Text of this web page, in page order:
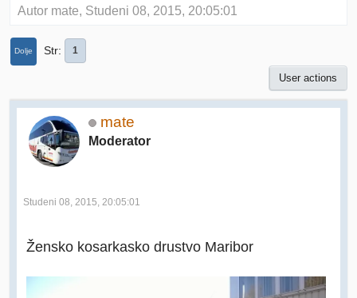
Autor mate, Studeni 08, 2015, 20:05:01
Dolje Str 1
User actions
mate
Moderator
Studeni 08, 2015, 20:05:01
Žensko kosarkasko drustvo Maribor